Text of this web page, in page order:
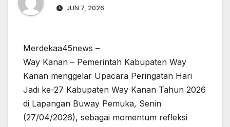
JUN 7, 2026
Merdekaa45news –
Way Kanan – Pemerintah Kabupaten Way
Kanan menggelar Upacara Peringatan Hari
Jadi ke-27 Kabupaten Way Kanan Tahun 2026
di Lapangan Buway Pemuka, Senin
(27/04/2026), sebagai momentum refleksi